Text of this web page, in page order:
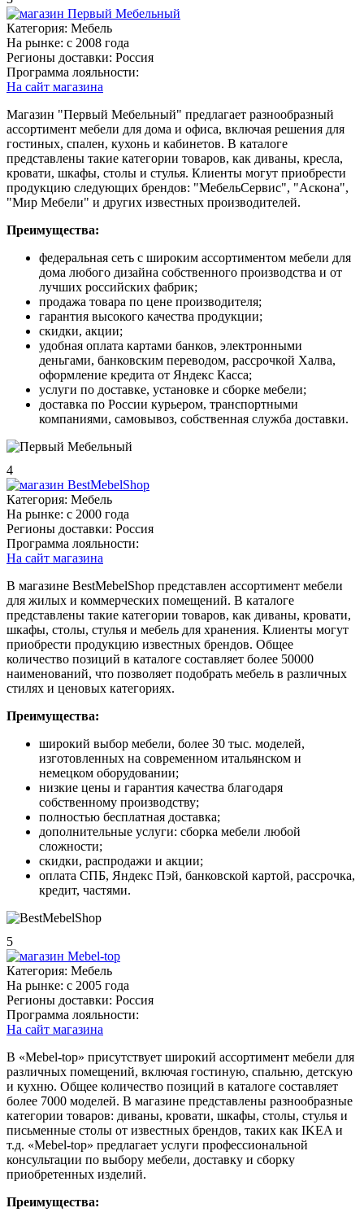
Категория: Мебель
На рынке: c 2008 года
Регионы доставки: Россия
Программа лояльности:
На сайт магазина
Магазин "Первый Мебельный" предлагает разнообразный
ассортимент мебели для дома и офиса, включая решения для
гостиных, спален, кухонь и кабинетов. В каталоге
представлены такие категории товаров, как диваны, кресла,
кровати, шкафы, столы и стулья. Клиенты могут приобрести
продукцию следующих брендов: "МебельСервис", "Аскона",
"Мир Мебели" и других известных производителей.
Преимущества:
федеральная сеть с широким ассортиментом мебели для
дома любого дизайна собственного производства и от
лучших российских фабрик;
продажа товара по цене производителя;
гарантия высокого качества продукции;
скидки, акции;
удобная оплата картами банков, электронными
деньгами, банковским переводом, рассрочкой Халва,
оформление кредита от Яндекс Касса;
услуги по доставке, установке и сборке мебели;
доставка по России курьером, транспортными
компаниями, самовывоз, собственная служба доставки.
4
Категория: Мебель
На рынке: c 2000 года
Регионы доставки: Россия
Программа лояльности:
На сайт магазина
В магазине BestMebelShop представлен ассортимент мебели
для жилых и коммерческих помещений. В каталоге
представлены такие категории товаров, как диваны, кровати,
шкафы, столы, стулья и мебель для хранения. Клиенты могут
приобрести продукцию известных брендов. Общее
количество позиций в каталоге составляет более 50000
наименований, что позволяет подобрать мебель в различных
стилях и ценовых категориях.
Преимущества:
широкий выбор мебели, более 30 тыс. моделей,
изготовленных на современном итальянском и
немецком оборудовании;
низкие цены и гарантия качества благодаря
собственному производству;
полностью бесплатная доставка;
дополнительные услуги: сборка мебели любой
сложности;
скидки, распродажи и акции;
оплата СПБ, Яндекс Пэй, банковской картой, рассрочка,
кредит, частями.
5
Категория: Мебель
На рынке: c 2005 года
Регионы доставки: Россия
Программа лояльности:
На сайт магазина
В «Mebel-top» присутствует широкий ассортимент мебели для
различных помещений, включая гостиную, спальню, детскую
и кухню. Общее количество позиций в каталоге составляет
более 7000 моделей. В магазине представлены разнообразные
категории товаров: диваны, кровати, шкафы, столы, стулья и
письменные столы от известных брендов, таких как IKEA и
т.д. «Mebel-top» предлагает услуги профессиональной
консультации по выбору мебели, доставку и сборку
приобретенных изделий.
Преимущества: